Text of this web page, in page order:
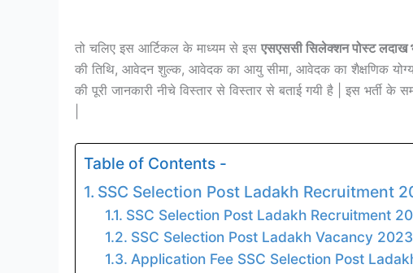
तो चलिए इस आर्टिकल के माध्यम से इस एसएससी सिलेक्शन पोस्ट लदाख
की तिथि, आवेदन शुल्क, आवेदक का आयु सीमा, आवेदक का शैक्षणिक
की पूरी जानकारी नीचे विस्तार से विस्तार से बताई गयी है | इस भर्ती
Table of Contents -
SSC Selection Post Ladakh Recruitment
SSC Selection Post Ladakh Recruitment
SSC Selection Post Ladakh Vacancy
Application Fee SSC Selection Post